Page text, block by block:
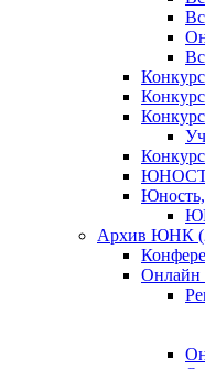
Юность,
Архив ЮНК
Онлайн